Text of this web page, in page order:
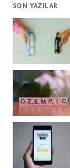
SON YAZILAR